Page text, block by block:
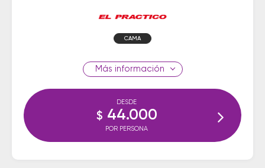
CAMA
información
DESDE
$ 44.000
POR PERSONA